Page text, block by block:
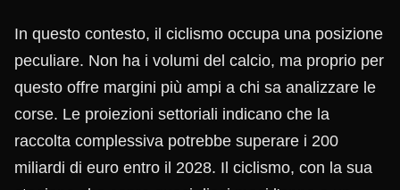
In questo contesto, il ciclismo occupa una posizione
peculiare. Non ha i volumi del calcio, ma proprio per
questo offre margini più ampi a chi sa analizzare le
corse. Le proiezioni settoriali indicano che la
raccolta complessiva potrebbe superare i 200
miliardi di euro entro il 2028. Il ciclismo, con la sua